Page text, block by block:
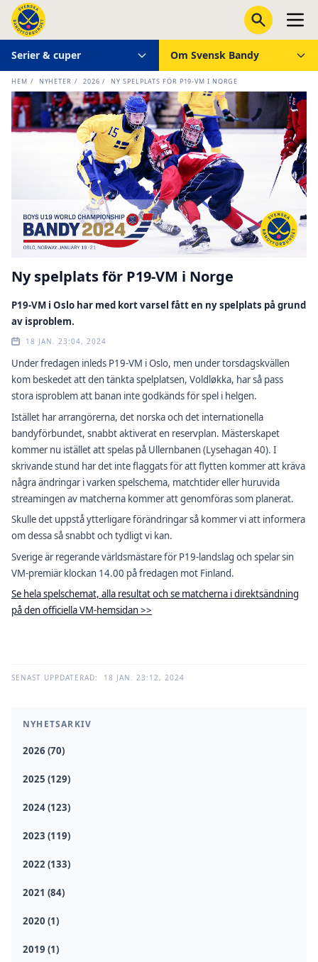
Serier & cuper Om Svensk Bandy
HEM / NYHETER / 2026 / NY SPELPLATS FÖR P19-VM I NORGE
NYHETSARKIV
2026 (70)
2025 (129)
2024 (123)
2023 (119)
2022 (133)
2021 (84)
2020 (1)
2019 (1)
Ny spelplats för P19-VM i Norge
P19-VM i Oslo har med kort varsel fått en ny spelplats på grund
av isproblem.
18 JAN. 23:04, 2024
Under fredagen inleds P19-VM i Oslo, men under torsdagskvällen
kom beskedet att den tänkta spelplatsen, Voldløkka, har så pass
stora isproblem att banan inte godkänds för spel i helgen.
Istället har arrangörerna, det norska och det internationella
bandyförbundet, snabbt aktiverat en reservplan. Mästerskapet
kommer nu istället att spelas på Ullernbanen (Lysehagan 40). I
skrivande stund har det inte flaggats för att flytten kommer att kräva
några ändringar i varken spelschema, matchtider eller huruvida
streamingen av matcherna kommer att genomföras som planerat.
Skulle det uppstå ytterligare förändringar så kommer vi att informera
om dessa så snabbt och tydligt vi kan.
Sverige är regerande världsmästare för P19-landslag och spelar sin
VM-premiär klockan 14.00 på fredagen mot Finland.
Se hela spelschemat, alla resultat och se matcherna i direktsändning
på den officiella VM-hemsidan >>
SENAST UPPDATERAD: 18 JAN. 23:12, 2024